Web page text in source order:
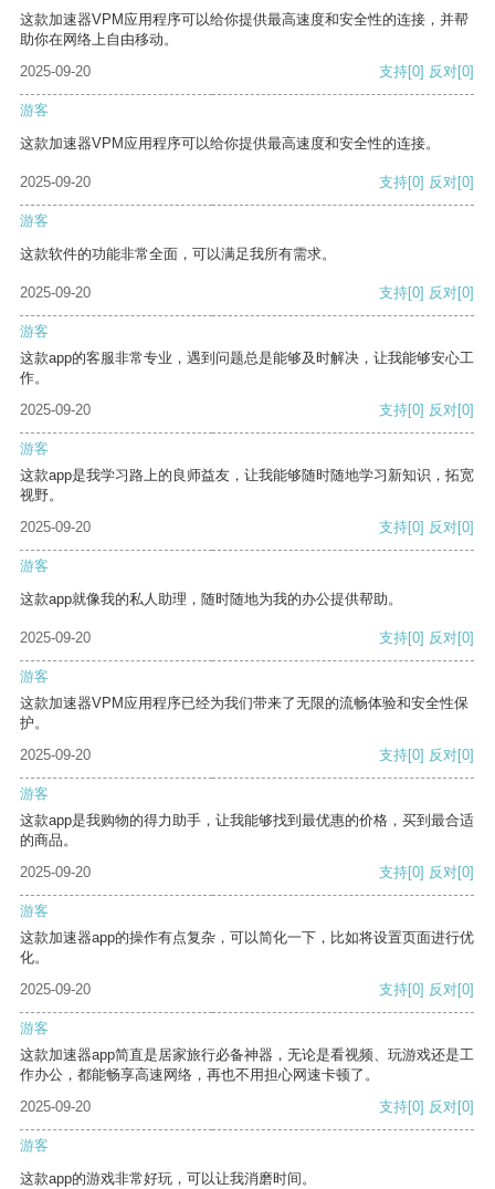
这款加速器VPM应用程序可以给你提供最高速度和安全性的连接，并帮
助你在网络上自由移动。
2025-09-20
支持[0] 反对[0]
游客
这款加速器VPM应用程序可以给你提供最高速度和安全性的连接。
2025-09-20 支持[0] 反对[0]
游客
这款软件的功能非常全面，可以满足我所有需求。
2025-09-20 支持[0] 反对[0]
游客
这款app的客服非常专业，遇到问题总是能够及时解决，让我能够安心工
作。
2025-09-20
支持[0] 反对[0]
游客
这款app是我学习路上的良师益友，让我能够随时随地学习新知识，拓宽
视野。
2025-09-20
支持[0] 反对[0]
游客
这款app就像我的私人助理，随时随地为我的办公提供帮助。
2025-09-20 支持[0] 反对[0]
游客
这款加速器VPM应用程序已经为我们带来了无限的流畅体验和安全性保
护。
2025-09-20
支持[0] 反对[0]
游客
这款app是我购物的得力助手，让我能够找到最优惠的价格，买到最合适
的商品。
2025-09-20
支持[0] 反对[0]
游客
这款加速器app的操作有点复杂，可以简化一下，比如将设置页面进行优
化。
2025-09-20
支持[0] 反对[0]
游客
这款加速器app简直是居家旅行必备神器，无论是看视频、玩游戏还是工
作办公，都能畅享高速网络，再也不用担心网速卡顿了。
2025-09-20
支持[0] 反对[0]
游客
这款app的游戏非常好玩，可以让我消磨时间。